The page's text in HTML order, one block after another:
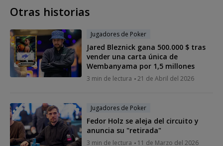
Otras historias
Jugadores de Poker
Jared Bleznick gana 500.000 $ tras
vender una carta única de
Wembanyama por 1,5 millones
3 min de lectura 21 de Abril del 2026
Jugadores de Poker
Fedor Holz se aleja del circuito y
anuncia su "retirada"
3 min de lectura 11 de Marzo del 2026